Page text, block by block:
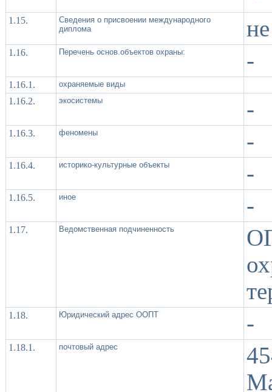
1.15.
Сведения о присвоении международного
диплома
1.16. Перечень основ.объектов охраны: -
1.16.1. охраняемые виды
1.16.2. экосистемы -
1.16.3. феномены -
1.16.4. историко-культурные объекты -
1.16.5. иное -
1.17. Ведомственная подчиненность
1.18. Юридический адрес ООПТ -
1.18.1. почтовый адрес